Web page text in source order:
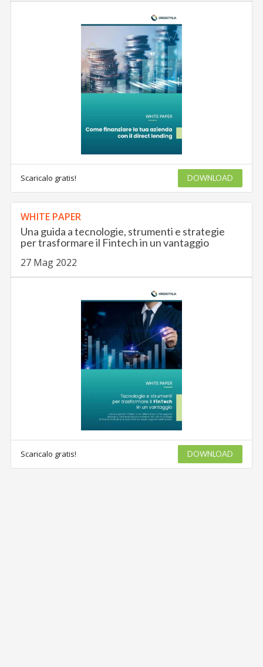
Scaricalo gratis! DOWNLOAD
WHITE PAPER
Una guida a tecnologie, strumenti e strategie
per trasformare il Fintech in un vantaggio
27 Mag 2022
Scaricalo gratis! DOWNLOAD